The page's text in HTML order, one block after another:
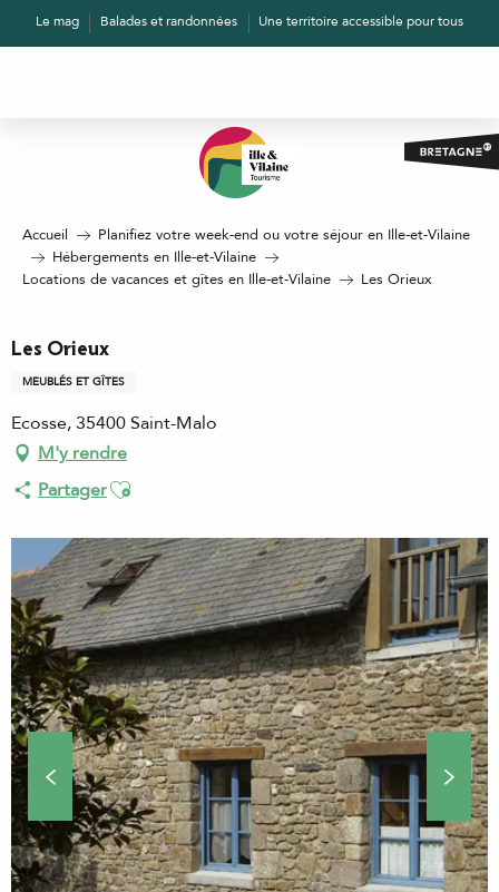
AllerLe mag Balades et randonnées Une territoire accessible pour tous
Accueil
Planifiez votre week-end ou votre séjour en Ille-et-Vilaine
Hébergements en Ille-et-Vilaine
Locations de vacances et gîtes en Ille-et-Vilaine
Les Orieux
Les Orieux
MEUBLÉS ET GÎTES
Ecosse, 35400 Saint-Malo
M'y rendre
PartagerAjouter aux favoris